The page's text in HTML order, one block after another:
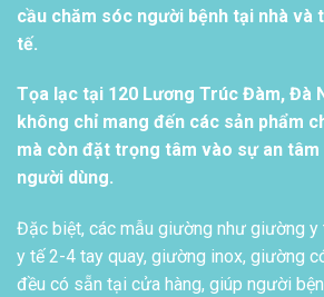
cầu chăm sóc người bệnh tại nhà và
tế.
Tọa lạc tại 120 Lương Trúc Đàm, Đà
không chỉ mang đến các sản phẩm
mà còn đặt trọng tâm vào sự an
người dùng.
Đặc biệt, các mẫu giường như giường y
y tế 2-4 tay quay, giường inox, giường
đều có sẵn tại cửa hàng, giúp người